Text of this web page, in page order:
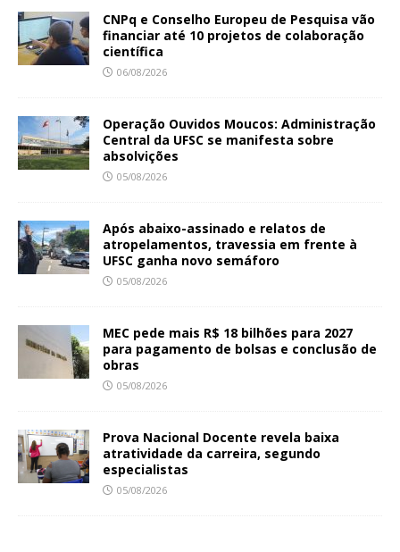
CNPq e Conselho Europeu de Pesquisa vão
financiar até 10 projetos de colaboração
científica
06/08/2026
Operação Ouvidos Moucos: Administração
Central da UFSC se manifesta sobre
absolvições
05/08/2026
Após abaixo-assinado e relatos de
atropelamentos, travessia em frente à
UFSC ganha novo semáforo
05/08/2026
MEC pede mais R$ 18 bilhões para 2027
para pagamento de bolsas e conclusão de
obras
05/08/2026
Prova Nacional Docente revela baixa
atratividade da carreira, segundo
especialistas
05/08/2026